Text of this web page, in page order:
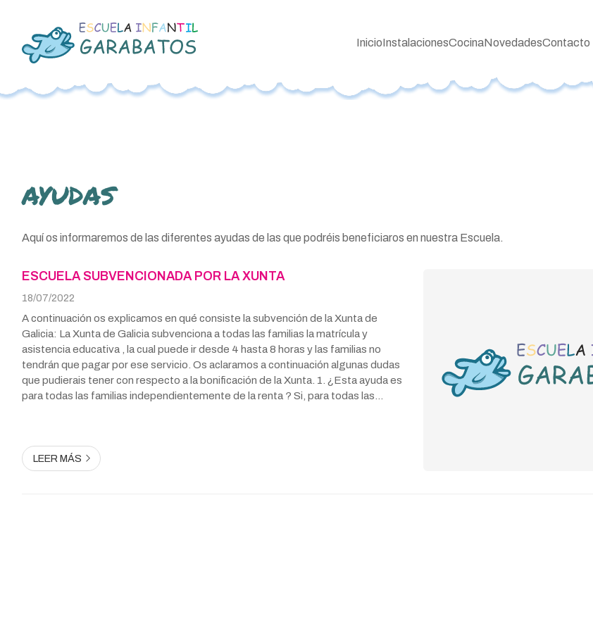
InicioInstalacionesCocinaNovedadesContacto
AYUDAS
Aquí os informaremos de las diferentes ayudas de las que podréis beneficiaros en nuestra Escuela.
ESCUELA SUBVENCIONADA POR LA XUNTA
18/07/2022
A continuación os explicamos en qué consiste la subvención de la Xunta de
Galicia: La Xunta de Galicia subvenciona a todas las familias la matrícula y
asistencia educativa , la cual puede ir desde 4 hasta 8 horas y las familias no
tendrán que pagar por ese servicio. Os aclaramos a continuación algunas dudas
que pudierais tener con respecto a la bonificación de la Xunta. 1. ¿Esta ayuda es
para todas las familias independientemente de la renta ? Si, para todas las
LEER MÁS